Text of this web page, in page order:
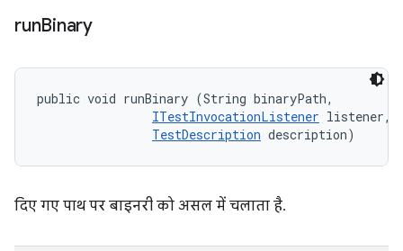
runBinary
public void runBinary (String binaryPath,
ITestInvocationListener listener,
TestDescription description)
दिए गए पाथ पर बाइनरी को असल में चलाता है.